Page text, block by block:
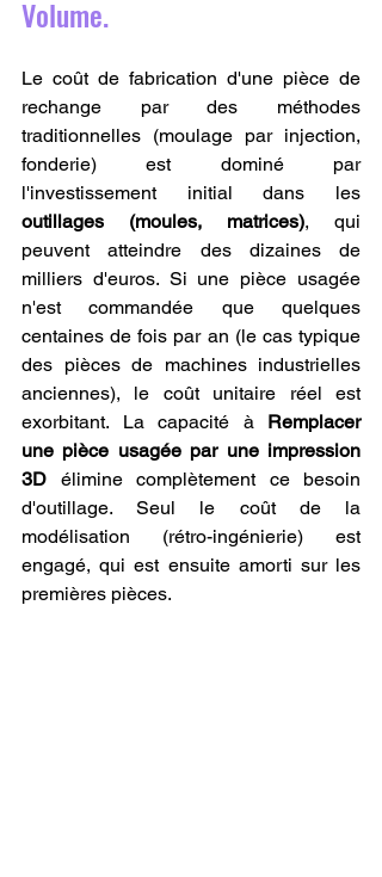
Volume.
Le coût de fabrication d'une pièce de
rechange par des méthodes
traditionnelles (moulage par injection,
fonderie) est dominé par
outillages (moules, matrices), qui
peuvent atteindre des dizaines de
milliers d'euros. Si une pièce usagée
n'est commandée que quelques
centaines de fois par an (le cas typique
des pièces de machines industrielles
anciennes), le coût unitaire réel est
exorbitant. La capacité à Remplacer
une pièce usagée par une impression
3D élimine complètement ce besoin
d'outillage. Seul le coût de la
modélisation (rétro-ingénierie) est
engagé, qui est ensuite amorti sur les
premières pièces.